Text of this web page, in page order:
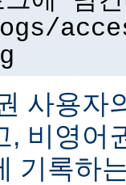
사용자
, 비영어
기록하